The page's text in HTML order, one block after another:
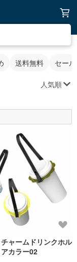
送料無料 セー
人気順
ャームドリンクホル
カラー02